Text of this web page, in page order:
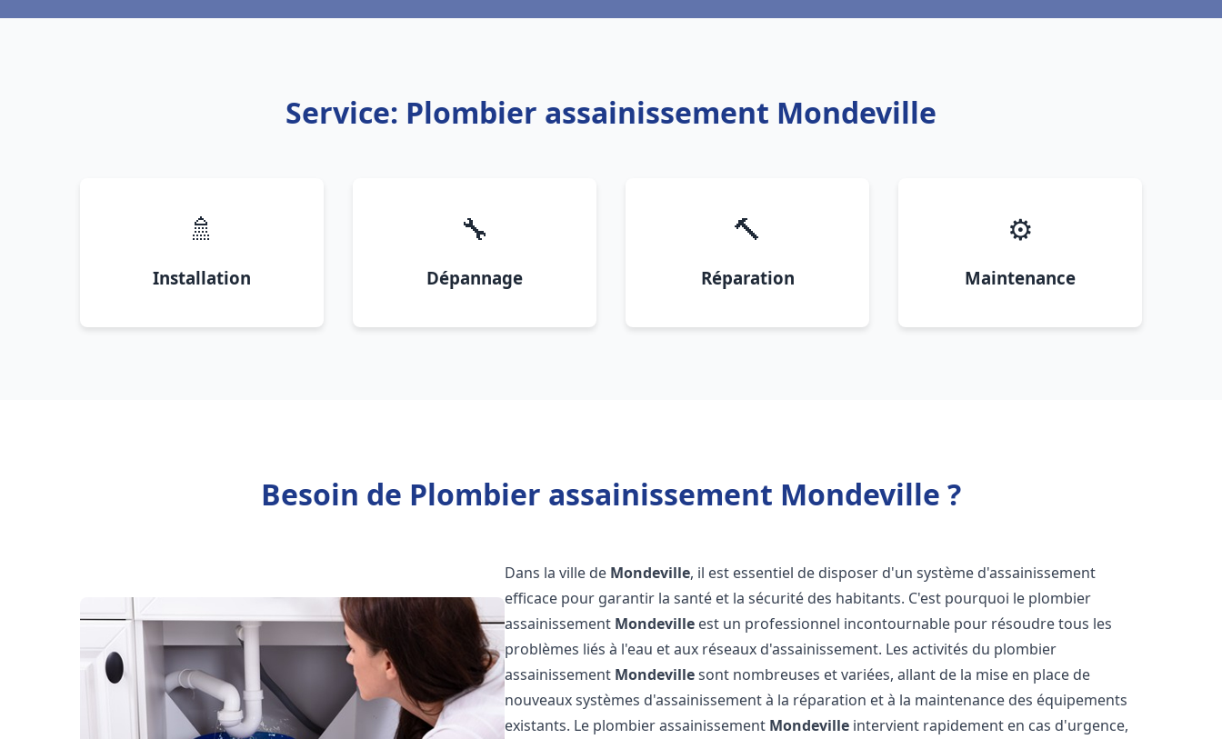
Service: Plombier assainissement Mondeville
🚿
Installation
🔧
Dépannage
🔨
Réparation
⚙️
Maintenance
Besoin de Plombier assainissement Mondeville ?
Dans la ville de Mondeville, il est essentiel de disposer d'un système d'assainissement
efficace pour garantir la santé et la sécurité des habitants. C'est pourquoi le plombier
assainissement Mondeville est un professionnel incontournable pour résoudre tous les
problèmes liés à l'eau et aux réseaux d'assainissement. Les activités du plombier
assainissement Mondevillesont nombreuses et variées, allant de la mise en place de
nouveaux systèmes d'assainissement à la réparation et à la maintenance des équipements
existants. Le plombier assainissement Mondeville intervient rapidement en cas d'urgence,